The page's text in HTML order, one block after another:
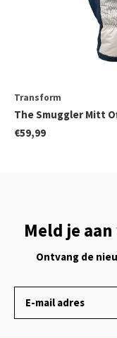
Transform
The Smuggler Mitt
€59,99
Meld je
Ontvang de